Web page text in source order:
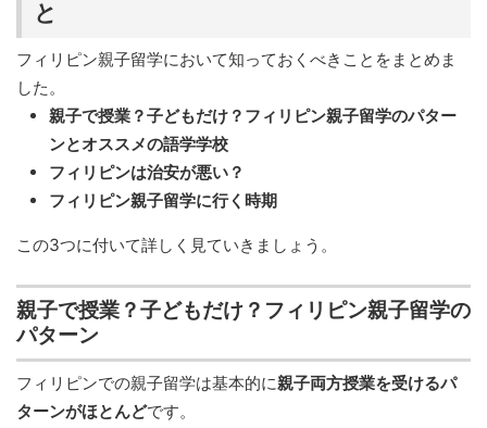
と
フィリピン親子留学において知っておくべきことをまとめま
した。
親子で授業？子どもだけ？フィリピン親子留学のパター
ンとオススメの語学学校
フィリピンは治安が悪い？
フィリピン親子留学に行く時期
この3つに付いて詳しく見ていきましょう。
親子で授業？子どもだけ？フィリピン親子留学の
パターン
フィリピンでの親子留学は基本的に親子両方授業を受けるパ
ターンがほとんどです。